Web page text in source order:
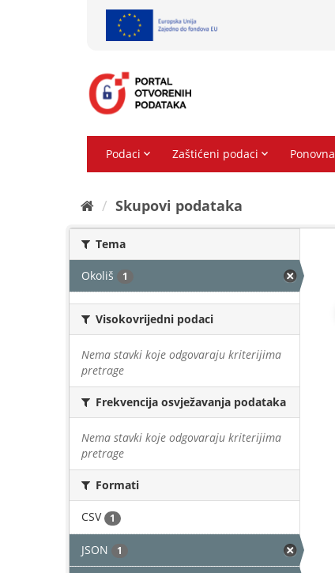
Skupovi podаtаkа
Tema
Okoliš 1
Visokovrijedni podaci
Nema stavki koje odgovaraju kriterijima
pretrage
Frekvencija osvježavanja podataka
Nema stavki koje odgovaraju kriterijima
pretrage
Formati
CSV 1
JSON 1